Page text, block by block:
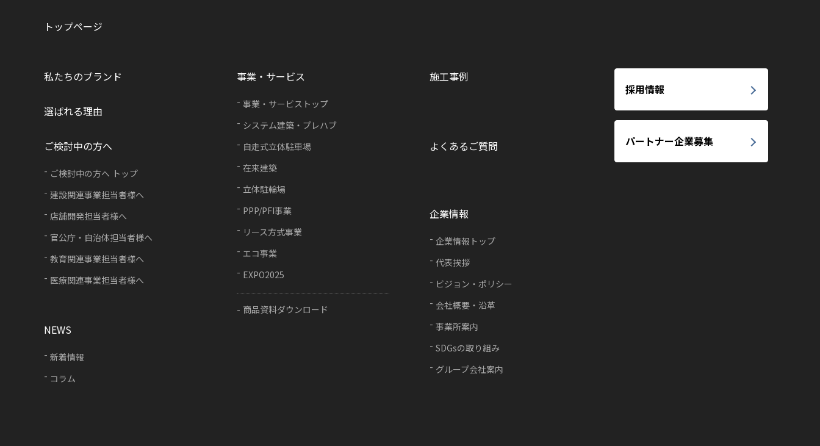
トップページ
私たちのブランド 事業・サービス
事業・サービストップ
システム建築・プレハブ
自走式立体駐車場
在来建築
立体駐輪場
PPP/PFI事業
リース方式事業
エコ事業
EXPO2025
商品資料ダウンロード
施工事例
選ばれる理由
よくあるご質問
ご検討中の方へ
ご検討中の方へ トップ
建設関連事業担当者様へ
店舗開発担当者様へ
官公庁・自治体担当者様へ
教育関連事業担当者様へ
医療関連事業担当者様へ
企業情報
企業情報トップ
代表挨拶
ビジョン・ポリシー
会社概要・沿革
事業所案内
SDGsの取り組み
グループ会社案内
NEWS
新着情報
コラム
採用情報
パートナー企業募集